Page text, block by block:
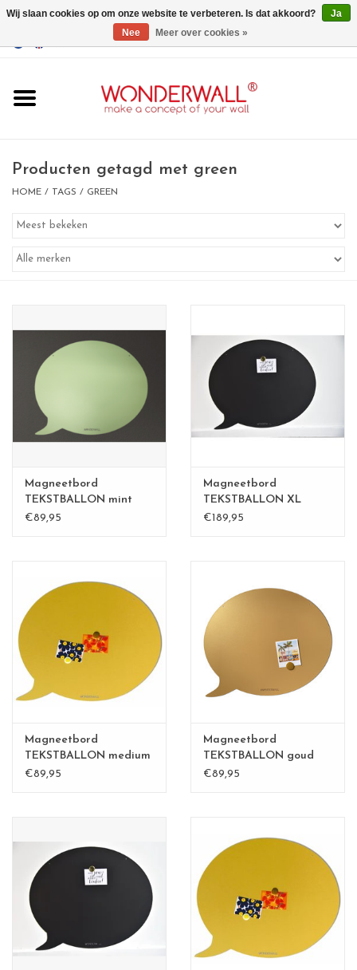
GBP/USD
magneetborden
magneten
BIG SALE , GRAB YOUR
CHANCE
LIMITED EXCLUSIVES
Rechthoekige , vierkante, ronde
magneetborden
Producten getagd met green
HOME / TAGS / GREEN
Magneetbord
TEKSTBALLON mint
groen
€89,95
Magneetbord
TEKSTBALLON XL
zwart
€189,95
Magneetbord
TEKSTBALLON medium
€89,95
Magneetbord
TEKSTBALLON goud
€89,95
Wij slaan cookies op om onze website te verbeteren. Is dat akkoord?
Ja
Nee
Meer over cookies »